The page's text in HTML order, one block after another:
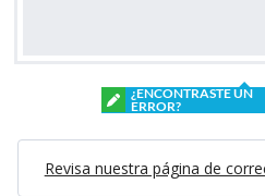
¿ENCONTRASTE UN
ERROR?
Revisa nuestra página de